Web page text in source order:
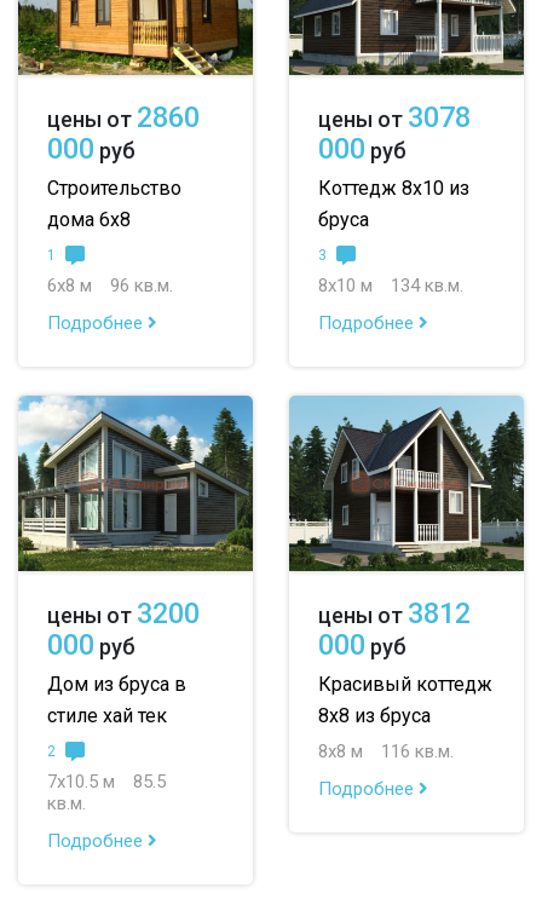
цены от 2860
000 руб
Строительство
дома 6х8
1
6х8 м
96 кв.м.
Подробнее
цены от 3078
000 руб
Коттедж 8х10 из
бруса
3
8х10 м
134 кв.м.
Подробнее
цены от 3200
000 руб
Дом из бруса в
стиле хай тек
2
7х10.5 м
85.5
кв.м.
Подробнее
цены от 3812
000 руб
Красивый коттедж
8х8 из бруса
8х8 м
116 кв.м.
Подробнее